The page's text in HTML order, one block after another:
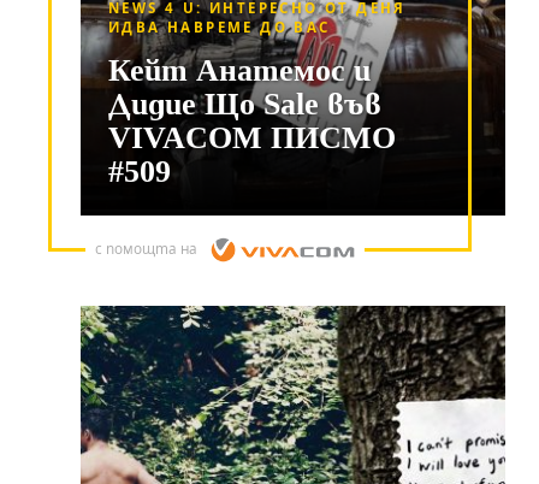
NEWS 4 U: ИНТЕРЕСНО ОТ ДЕНЯ
ИДВА НАВРЕМЕ ДО ВАС
Кейт Анатемос и
Дидие Що Sale във
VIVACOM ПИСМО
#509
с помощта на